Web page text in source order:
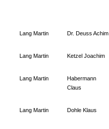
Lang Martin Dr. Deuss Achim
Lang Martin Ketzel Joachim
Lang Martin
Habermann
Claus
Lang Martin Dohle Klaus